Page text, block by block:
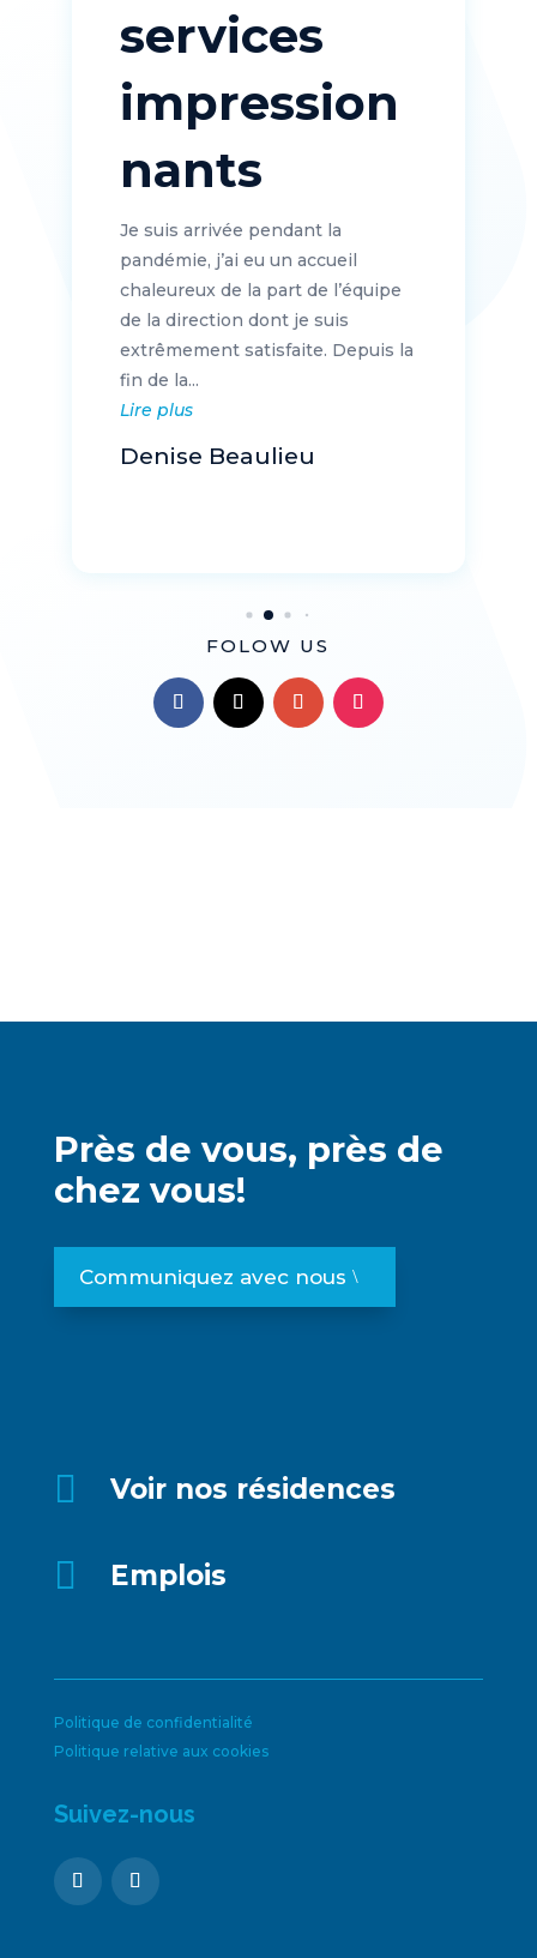
services
impression
nants
Je suis arrivée pendant la
pandémie, j’ai eu un accueil
chaleureux de la part de l’équipe
de la direction dont je suis
extrêmement satisfaite. Depuis la
fin de la...
Lire plus
Denise Beaulieu
FOLOW US
Près de vous, près de
chez vous!
Communiquez avec nous
 Voir nos résidences
 Emplois
Politique de confidentialité
Politique relative aux cookies
Suivez-nous